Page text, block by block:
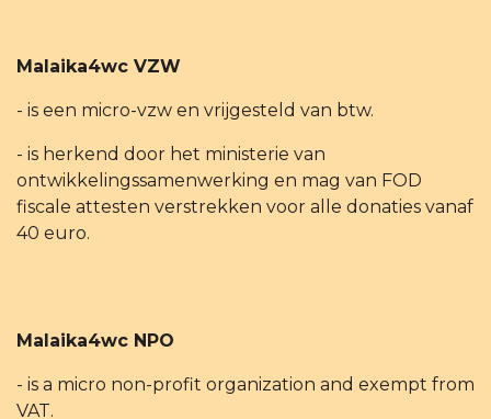
Malaika4wc VZW
- is een micro-vzw en vrijgesteld van btw.
- is herkend door het ministerie van
ontwikkelingssamenwerking en mag van FOD
fiscale attesten verstrekken voor alle donaties vanaf
40 euro.
Malaika4wc NPO
- is a micro non-profit organization and exempt from
VAT.